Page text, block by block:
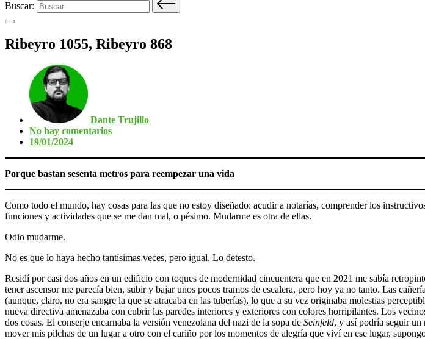
Buscar:
Ribeyro 1055, Ribeyro 868
Dante Trujillo
No hay comentarios
19/01/2024
Porque bastan sesenta metros para reempezar una vida
Como todo el mundo, hay cosas para las que no estoy diseñado: acudir a notarías, comprender los
funciones y actividades que se me dan mal, o pésimo. Mudarme es otra de ellas.
Odio mudarme.
No es que lo haya hecho tantísimas veces, pero igual. Lo detesto.
Residí por casi dos años en un edificio con toques de modernidad cincuentera que en 2021 me sabía
tener ascensor me parecía bien, subir y bajar unos pocos tramos de escalera, pero hoy ya no tanto. Las
(aunque, claro, no era sangre la que se atracaba en las tuberías), lo que a su vez originaba molestias
nueva directiva amenazaba con cubrir las paredes interiores y exteriores con colores horripilantes. Los
dos cosas. El conserje encarnaba la versión venezolana del nazi de la sopa de Seinfeld, y así podría seguir un
mover mis pilchas de un lugar a otro con el cariño por los momentos de alegría que viví en ese lugar,